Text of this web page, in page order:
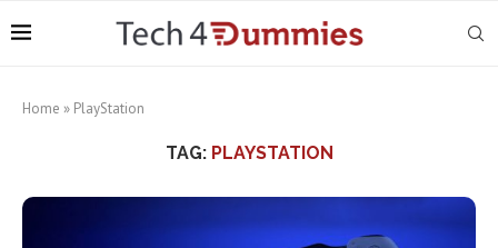
Home » PlayStation
TAG: PLAYSTATION